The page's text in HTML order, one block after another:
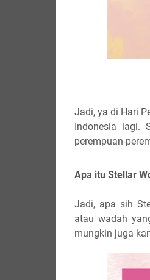
Jadi, ya di Hari
Indonesia lagi.
perempuan-
Apa itu Stellar
Jadi, apa sih
atau wadah
mungkin juga